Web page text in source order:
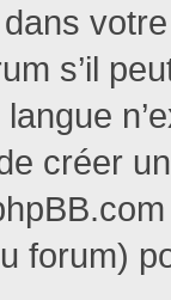
s’il
créer
forum)